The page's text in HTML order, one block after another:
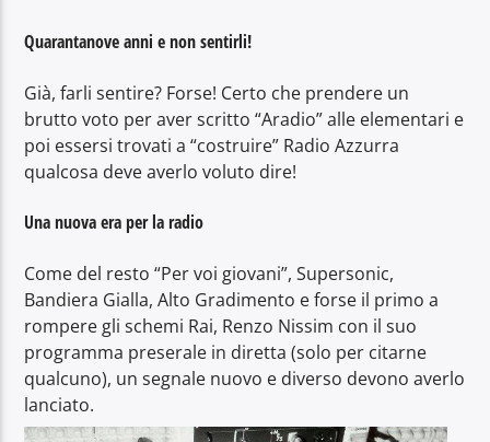
TRACCIA CORRENTE
AZZURRAFM
Contattaci allo 0321 626286 oppure a
info@radioazzurra.net
Quarantanove anni e non sentirli!
Già, farli sentire? Forse! Certo che prendere un
brutto voto per aver scritto “Aradio” alle elementari e
poi essersi trovati a “costruire” Radio Azzurra
qualcosa deve averlo voluto dire!
Una nuova era per la radio
Come del resto “Per voi giovani”, Supersonic,
Bandiera Gialla, Alto Gradimento e forse il primo a
rompere gli schemi Rai, Renzo Nissim con il suo
programma preserale in diretta (solo per citarne
qualcuno), un segnale nuovo e diverso devono averlo
lanciato.